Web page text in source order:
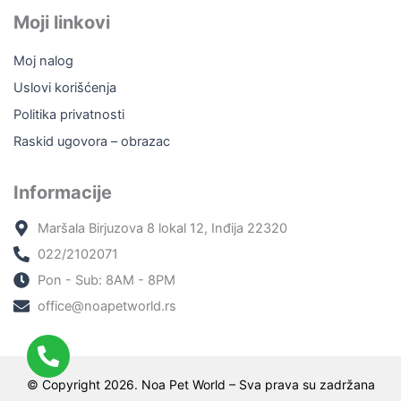
Moji linkovi
Moj nalog
Uslovi korišćenja
Politika privatnosti
Raskid ugovora – obrazac
Informacije
Maršala Birjuzova 8 lokal 12, Inđija 22320
022/2102071
Pon - Sub: 8AM - 8PM
office@noapetworld.rs
© Copyright 2026. Noa Pet World – Sva prava su zadržana